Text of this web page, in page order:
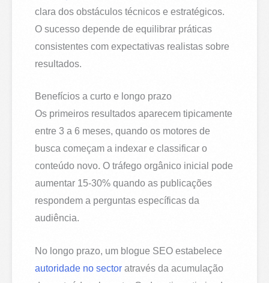
clara dos obstáculos técnicos e estratégicos.
O sucesso depende de equilibrar práticas
consistentes com expectativas realistas sobre
resultados.
Benefícios a curto e longo prazo
Os primeiros resultados aparecem tipicamente
entre 3 a 6 meses, quando os motores de
busca começam a indexar e classificar o
conteúdo novo. O tráfego orgânico inicial pode
aumentar 15-30% quando as publicações
respondem a perguntas específicas da
audiência.
No longo prazo, um blogue SEO estabelece
autoridade no sector através da acumulação